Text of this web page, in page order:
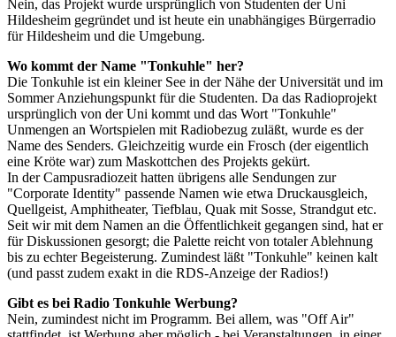
Nein, das Projekt wurde ursprünglich von Studenten der Uni
Hildesheim gegründet und ist heute ein unabhängiges Bürgerradio
für Hildesheim und die Umgebung.
Wo kommt der Name "Tonkuhle" her?
Die Tonkuhle ist ein kleiner See in der Nähe der Universität und im
Sommer Anziehungspunkt für die Studenten. Da das Radioprojekt
ursprünglich von der Uni kommt und das Wort "Tonkuhle"
Unmengen an Wortspielen mit Radiobezug zuläßt, wurde es der
Name des Senders. Gleichzeitig wurde ein Frosch (der eigentlich
eine Kröte war) zum Maskottchen des Projekts gekürt.
In der Campusradiozeit hatten übrigens alle Sendungen zur
"Corporate Identity" passende Namen wie etwa Druckausgleich,
Quellgeist, Amphitheater, Tiefblau, Quak mit Sosse, Strandgut etc.
Seit wir mit dem Namen an die Öffentlichkeit gegangen sind, hat er
für Diskussionen gesorgt; die Palette reicht von totaler Ablehnung
bis zu echter Begeisterung. Zumindest läßt "Tonkuhle" keinen kalt
(und passt zudem exakt in die RDS-Anzeige der Radios!)
Gibt es bei Radio Tonkuhle Werbung?
Nein, zumindest nicht im Programm. Bei allem, was "Off Air"